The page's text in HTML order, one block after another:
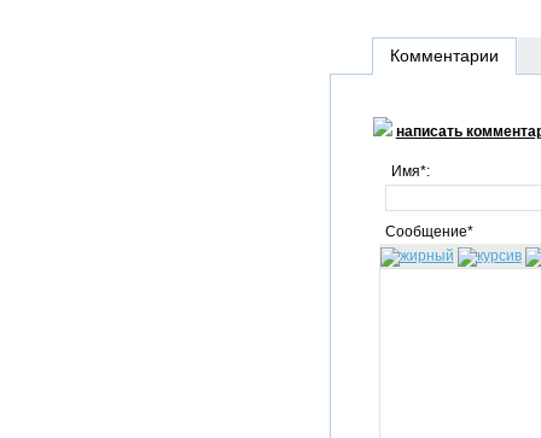
Комментарии
написать
Имя*:
Сообщение*